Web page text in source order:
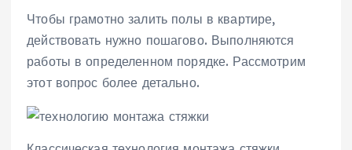
Чтобы грамотно залить полы в квартире,
действовать нужно пошагово. Выполняются
работы в определенном порядке. Рассмотрим
этот вопрос более детально.